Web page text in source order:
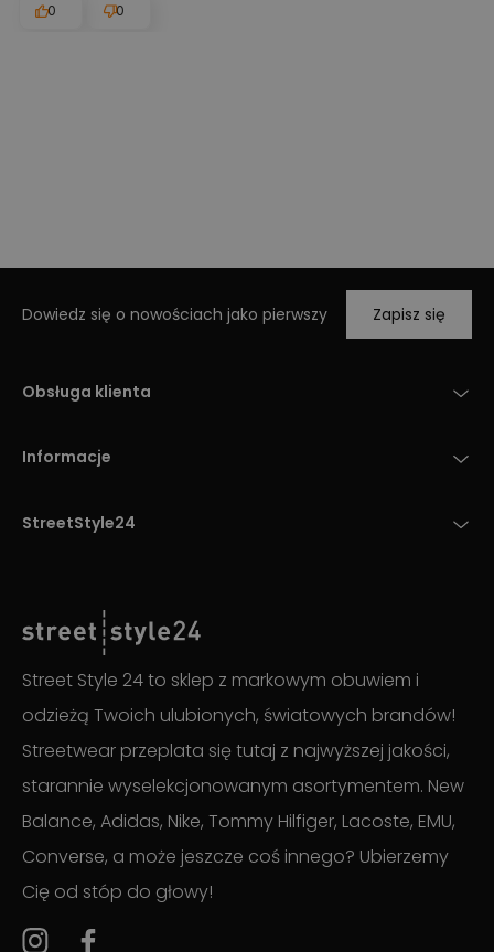
0
0
Dowiedz się o nowościach jako pierwszy Zapisz się
Obsługa klienta
Informacje
StreetStyle24
Street Style 24 to sklep z markowym obuwiem i
odzieżą Twoich ulubionych, światowych brandów!
Streetwear przeplata się tutaj z najwyższej jakości,
starannie wyselekcjonowanym asortymentem. New
Balance, Adidas, Nike, Tommy Hilfiger, Lacoste, EMU,
Converse, a może jeszcze coś innego? Ubierzemy
Cię od stóp do głowy!